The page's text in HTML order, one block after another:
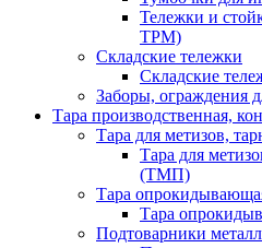
Тележки и
ТРМ)
Складские тележки
Складские
Заборы, ограждения
Тара производственная,
Тара для метизов,
Тара для
(ТМП)
Тара
Тара
Подтоварники